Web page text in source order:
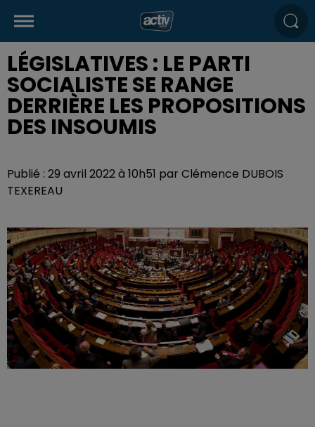
LÉGISLATIVES : LE PARTI
SOCIALISTE SE RANGE
DERRIÈRE LES PROPOSITIONS
DES INSOUMIS
Publié : 29 avril 2022 à 10h51 par Clémence DUBOIS
TEXEREAU